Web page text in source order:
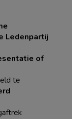
Ledenpartij
of
te